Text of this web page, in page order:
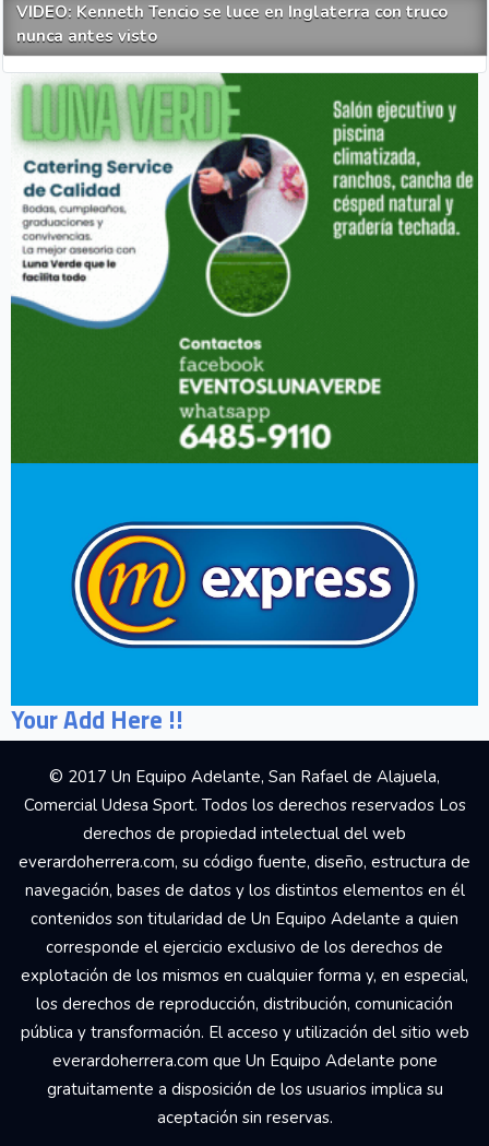
VIDEO: Kenneth Tencio se luce en Inglaterra con truco
nunca antes visto
Your Add Here !!
© 2017 Un Equipo Adelante, San Rafael de Alajuela,
Comercial Udesa Sport. Todos los derechos reservados Los
derechos de propiedad intelectual del web
everardoherrera.com, su código fuente, diseño, estructura de
navegación, bases de datos y los distintos elementos en él
contenidos son titularidad de Un Equipo Adelante a quien
corresponde el ejercicio exclusivo de los derechos de
explotación de los mismos en cualquier forma y, en especial,
los derechos de reproducción, distribución, comunicación
pública y transformación. El acceso y utilización del sitio web
everardoherrera.com que Un Equipo Adelante pone
gratuitamente a disposición de los usuarios implica su
aceptación sin reservas.